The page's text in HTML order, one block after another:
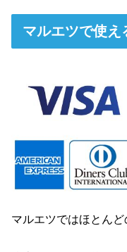
マルエツで使え
マルエツではほとんど